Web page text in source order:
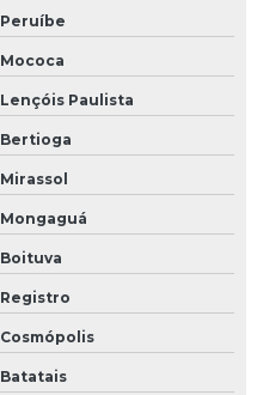
Peruíbe
Mococa
Lençóis Paulista
Bertioga
Mirassol
Mongaguá
Boituva
Registro
Cosmópolis
Batatais